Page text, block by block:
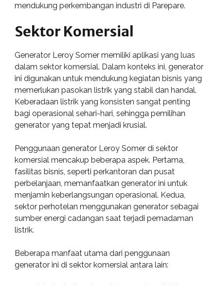
mendukung perkembangan industri di Parepare.
Sektor Komersial
Generator Leroy Somer memiliki aplikasi yang luas
dalam sektor komersial. Dalam konteks ini, generator
ini digunakan untuk mendukung kegiatan bisnis yang
memerlukan pasokan listrik yang stabil dan handal.
Keberadaan listrik yang konsisten sangat penting
bagi operasional sehari-hari, sehingga pemilihan
generator yang tepat menjadi krusial.
Penggunaan generator Leroy Somer di sektor
komersial mencakup beberapa aspek. Pertama,
fasilitas bisnis, seperti perkantoran dan pusat
perbelanjaan, memanfaatkan generator ini untuk
menjamin keberlangsungan operasional. Kedua,
sektor perhotelan menggunakan generator sebagai
sumber energi cadangan saat terjadi pemadaman
listrik.
Beberapa manfaat utama dari penggunaan
generator ini di sektor komersial antara lain: